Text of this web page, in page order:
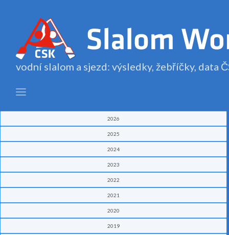
vodní slalom a sjezd: výsledky, žebříčky, data
2026
2025
2024
2023
2022
2021
2020
2019